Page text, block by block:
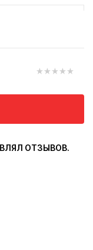
ОТЗЫВОВ.